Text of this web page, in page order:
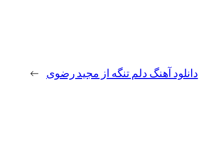
دانلود آهنگ دلم تنگه از مجید رضوی →